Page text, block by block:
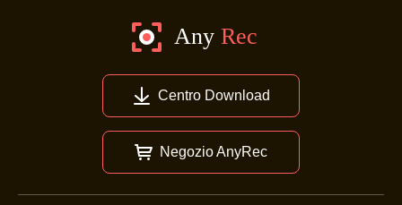
Centro Download
Negozio AnyRec